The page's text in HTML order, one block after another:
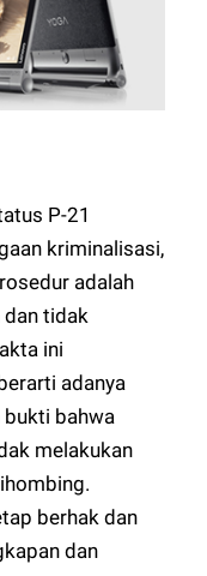
P-21
kriminalisasi,
adalah
tidak
ini
adanya
bukti bahwa
melakukan
berhak dan
dan